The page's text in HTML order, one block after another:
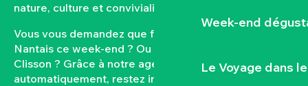
Week-end
Le Voyage dans
nature, culture et convivialité.
Vous vous demandez que faire dans le Vignoble
Nantais ce week-end ? Ou quel est l’agenda de
Clisson ? Grâce à notre agenda mis à jour
automatiquement, restez informés des sorties dans le